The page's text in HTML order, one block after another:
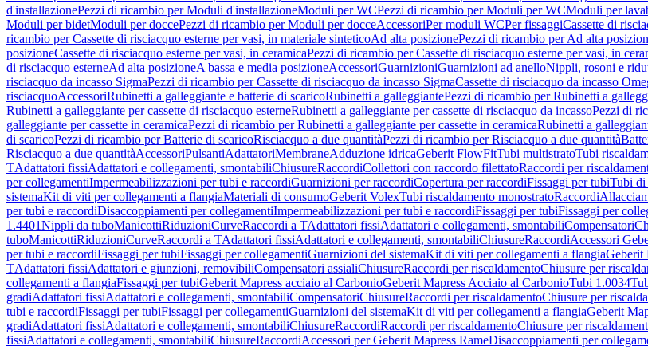
d'installazionePezzi di ricambio per Moduli d'installazioneModuli per WCPezzi di ricambio per Moduli per WCModuli per
Moduli per bidetModuli per doccePezzi di ricambio per Moduli per docceAccessoriPer moduli WCPer fissaggiCassette di
ricambio per Cassette di risciacquo esterne per vasi, in materiale sinteticoAd alta posizionePezzi di ricambio per Ad alta
posizioneCassette di risciacquo esterne per vasi, in ceramicaPezzi di ricambio per Cassette di risciacquo esterne per vasi, in
di risciacquo esterneAd alta posizioneA bassa e media posizioneAccessoriGuarnizioniGuarnizioni ad anelloNippli, rosoni e
risciacquo da incasso SigmaPezzi di ricambio per Cassette di risciacquo da incasso SigmaCassette di risciacquo da incasso
risciacquoAccessoriRubinetti a galleggiante e batterie di scaricoRubinetti a galleggiantePezzi di ricambio per Rubinetti a
Rubinetti a galleggiante per cassette di risciacquo esterneRubinetti a galleggiante per cassette di risciacquo da incassoPezzi di
galleggiante per cassette in ceramicaPezzi di ricambio per Rubinetti a galleggiante per cassette in ceramicaRubinetti a
di scaricoPezzi di ricambio per Batterie di scaricoRisciacquo a due quantitàPezzi di ricambio per Risciacquo a due quantità
Risciacquo a due quantitàAccessoriPulsantiAdattatoriMembraneAdduzione idricaGeberit FlowFitTubi multistratoTubi
TAdattatori fissiAdattatori e collegamenti, smontabiliChiusureRaccordiCollettori con raccordo filettatoRaccordi per
per collegamentiImpermeabilizzazioni per tubi e raccordiGuarnizioni per raccordiCopertura per raccordiFissaggi per tubiTubi di
sistemaKit di viti per collegamenti a flangiaMateriali di consumoGeberit VolexTubi riscaldamento monostratoRaccordi
per tubi e raccordiDisaccoppiamenti per collegamentiImpermeabilizzazioni per tubi e raccordiFissaggi per tubiFissaggi per
1.4401Nippli da tuboManicottiRiduzioniCurveRaccordi a TAdattatori fissiAdattatori e collegamenti, smontabiliCompensatori
tuboManicottiRiduzioniCurveRaccordi a TAdattatori fissiAdattatori e collegamenti, smontabiliChiusureRaccordiAccessori
per tubi e raccordiFissaggi per tubiFissaggi per collegamentiGuarnizioni del sistemaKit di viti per collegamenti a flangiaGeberit
TAdattatori fissiAdattatori e giunzioni, removibiliCompensatori assialiChiusureRaccordi per riscaldamentoChiusure per
collegamenti a flangiaFissaggi per tubiGeberit Mapress acciaio al CarbonioGeberit Mapress Acciaio al CarbonioTubi 1.0034
gradiAdattatori fissiAdattatori e collegamenti, smontabiliCompensatoriChiusureRaccordi per riscaldamentoChiusure per
tubi e raccordiFissaggi per tubiFissaggi per collegamentiGuarnizioni del sistemaKit di viti per collegamenti a flangiaGeberit
gradiAdattatori fissiAdattatori e collegamenti, smontabiliChiusureRaccordiRaccordi per riscaldamentoChiusure per
fissiAdattatori e collegamenti, smontabiliChiusureRaccordiAccessori per Geberit Mapress RameDisaccoppiamenti per